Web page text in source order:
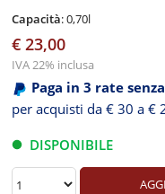
Capacità: 0,70l
€ 23,00
IVA 22% inclusa
Paga in 3 rate
per acquisti da € 30 a €
DISPONIBILE